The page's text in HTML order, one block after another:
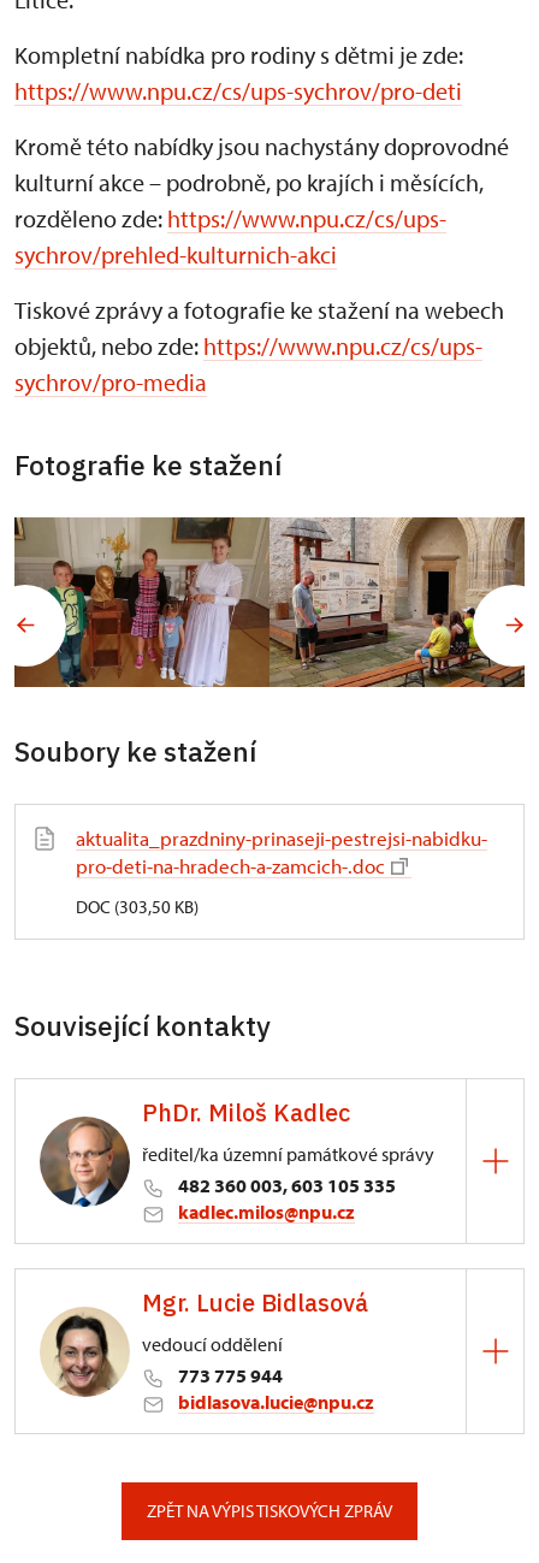
Kompletní nabídka pro rodiny s dětmi je zde:
https://www.npu.cz/cs/ups-sychrov/pro-deti
Kromě této nabídky jsou nachystány doprovodné
kulturní akce – podrobně, po krajích i měsících,
rozděleno zde: https://www.npu.cz/cs/ups-
sychrov/prehled-kulturnich-akci
Tiskové zprávy a fotografie ke stažení na webech
objektů, nebo zde: https://www.npu.cz/cs/ups-
sychrov/pro-media
Fotografie ke stažení
Soubory ke stažení
aktualita_prazdniny-prinaseji-pestrejsi-nabidku-
pro-deti-na-hradech-a-zamcich-.doc
DOC (303,50 KB)
Související kontakty
PhDr. Miloš Kadlec
ředitel/ka územní památkové správy
482 360 003, 603 105 335
kadlec.milos@npu.cz
3/, Sychrov 3
Mgr. Lucie Bidlasová
vedoucí oddělení
773 775 944
bidlasova.lucie@npu.cz
ZPĚT NA VÝPIS TISKOVÝCH ZPRÁV